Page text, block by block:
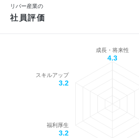
リバー産業の
社員評価
成長・将来性
4.3
福利厚生
3.2
スキルアップ
3.2